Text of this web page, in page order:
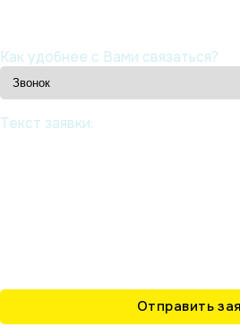
Как удобнее с Вами связаться?
Текст заявки: